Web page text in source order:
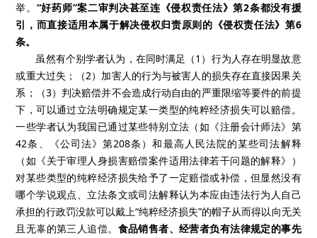
举。 “好药师”案二审判决甚至连《侵权责任法》第2条都没有援
引，而直接适用本属于解决侵权归责原则的《侵权责任法》第6
条。
虽然有个别学者认为，在同时满足（1）行为人存在明显故意
或重大过失；（2）加害人的行为与被害人的损失存在直接因果关
系；（3）判决赔偿并不会造成行动自由的严重限缩等要件的前提
下，可以通过立法明确规定某一类型的纯粹经济损失可以赔偿。
一些学者认为我国已通过某些特别立法（如《注册会计师法》第
42条、《公司法》第208条）和最高人民法院的某些司法解释
（如《关于审理人身损害赔偿案件适用法律若干问题的解释》）
对某些类型的纯粹经济损失给予了一定赔偿或补偿，但显然没有
哪个学说观点、立法条文或司法解释认为本应由违法行为人自己
承担的行政罚没款可以戴上“纯粹经济损失”的帽子从而得以向无关
且无辜的第三人追偿。 食品销售者、经营者负有法律规定的事先